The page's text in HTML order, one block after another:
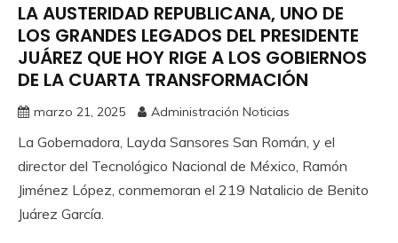
LA AUSTERIDAD REPUBLICANA, UNO DE
LOS GRANDES LEGADOS DEL PRESIDENTE
JUÁREZ QUE HOY RIGE A LOS GOBIERNOS
DE LA CUARTA TRANSFORMACIÓN
marzo 21, 2025 Administración Noticias
La Gobernadora, Layda Sansores San Román, y el
director del Tecnológico Nacional de México, Ramón
Jiménez López, conmemoran el 219 Natalicio de Benito
Juárez García.